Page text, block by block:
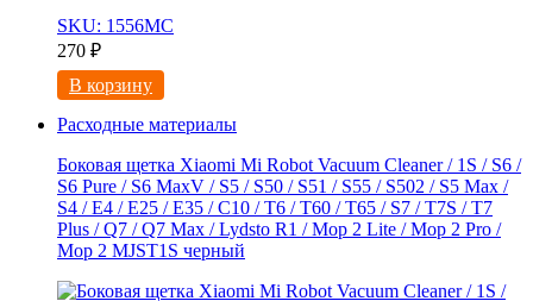
SKU: 1556МС
270 ₽
В корзину
Расходные материалы
Боковая щетка Xiaomi Mi Robot Vacuum Cleaner / 1S / S6 /
S6 Pure / S6 MaxV / S5 / S50 / S51 / S55 / S502 / S5 Max /
S4 / E4 / E25 / E35 / C10 / T6 / T60 / T65 / S7 / T7S / T7
Plus / Q7 / Q7 Max / Lydsto R1 / Mop 2 Lite / Mop 2 Pro /
Mop 2 MJST1S черный